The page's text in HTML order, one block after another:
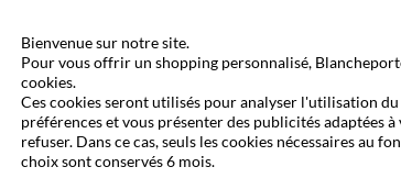
Bienvenue sur notre site.
Pour vous offrir un shopping personnalisé,
cookies.
Ces cookies seront utilisés pour analyser l'utilisation
préférences et vous présenter des publicités adaptées
refuser. Dans ce cas, seuls les cookies nécessaires au
choix sont conservés 6 mois.